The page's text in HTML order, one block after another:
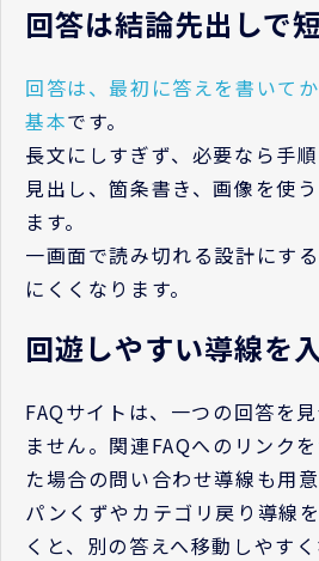
回答は結論先出しで
回答は、最初に答えを書いて
基本です。
長文にしすぎず、必要なら手順
見出し、箇条書き、画像を使
ます。
一画面で読み切れる設計にす
にくくなります。
回遊しやすい導線を
FAQサイトは、一つの回答を
ません。関連FAQへのリンク
た場合の問い合わせ導線も用意
パンくずやカテゴリ戻り導線
くと、別の答えへ移動しやすく